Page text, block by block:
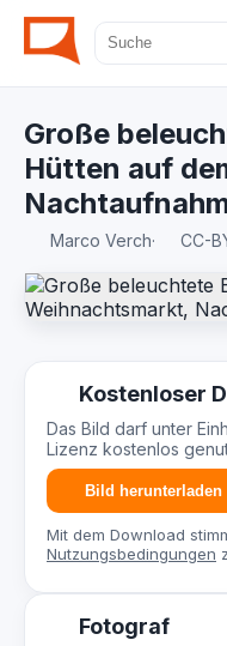
Große
Hütten auf
Marco Verch· CC-
Kostenloser
Das Bild darf unter
Lizenz kostenlos
Bild herunterladen
Mit dem Download
Nutzungsbedingungen
Fotograf